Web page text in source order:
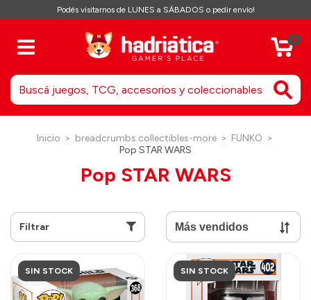
Podés visitarnos de LUNES a SÁBADOS o pedir envío!
0
Inicio > breadcrumbs.collectibles-more > FUNKO >
Pop STAR WARS
Pop STAR WARS
Filtrar
SIN STOCK SIN STOCK